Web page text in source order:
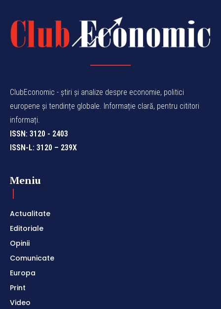
ClubEconomic - știri și analize despre economie, politici
europene și tendințe globale. Informație clară, pentru cititori
informați.
ISSN: 3120 - 2403
ISSN-L: 3120 – 239X
Meniu
Actualitate
Editoriale
Opinii
Comunicate
Europa
Print
Video